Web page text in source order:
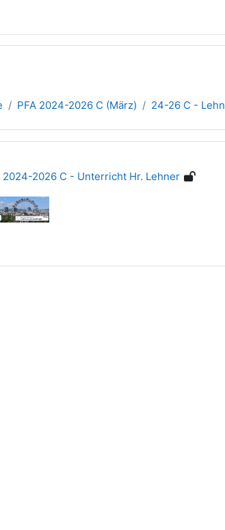
PFA 2024-2026 C (März) 24-26 C - Lehn
2024-2026 C - Unterricht Hr. Lehner